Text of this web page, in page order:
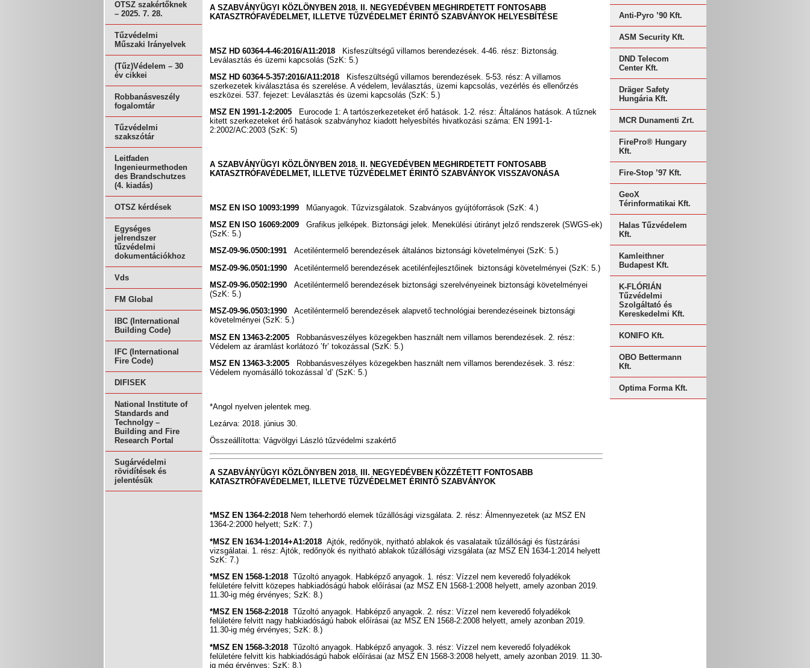
OTSZ szakértőknek
– 2025. 7. 28.
Tűzvédelmi
Műszaki Irányelvek
(Tűz)Védelem – 30
év cikkei
Robbanásveszély
fogalomtár
Tűzvédelmi
szakszótár
Leitfaden
Ingenieurmethoden
des Brandschutzes
(4. kiadás)
OTSZ kérdések
Egységes
jelrendszer
tűzvédelmi
dokumentációkhoz
Vds
FM Global
IBC (International
Building Code)
IFC (International
Fire Code)
DIFISEK
National Institute of
Standards and
Technolgy –
Building and Fire
Research Portal
Sugárvédelmi
rövidítések és
jelentésük
A SZABVÁNYÜGYI KÖZLÖNYBEN 2018. II. NEGYEDÉVBEN MEGHIRDETETT FONTOSABB
KATASZTRÓFAVÉDELMET, ILLETVE TŰZVÉDELMET ÉRINTŐ SZABVÁNYOK HELYESBÍTÉSE
MSZ HD 60364-4-46:2016/A11:2018 Kisfeszültségű villamos berendezések. 4-46. rész: Biztonság.
Leválasztás és üzemi kapcsolás (SzK: 5.)
MSZ HD 60364-5-357:2016/A11:2018 Kisfeszültségű villamos berendezések. 5-53. rész: A villamos
szerkezetek kiválasztása és szerelése. A védelem, leválasztás, üzemi kapcsolás, vezérlés és ellenőrzés
eszközei. 537. fejezet: Leválasztás és üzemi kapcsolás (SzK: 5.)
MSZ EN 1991-1-2:2005 Eurocode 1: A tartószerkezeteket érő hatások. 1-2. rész: Általános hatások. A tűznek
kitett szerkezeteket érő hatások szabványhoz kiadott helyesbítés hivatkozási száma: EN 1991-1-
2:2002/AC:2003 (SzK: 5)
A SZABVÁNYÜGYI KÖZLÖNYBEN 2018. II. NEGYEDÉVBEN MEGHIRDETETT FONTOSABB
KATASZTRÓFAVÉDELMET, ILLETVE TŰZVÉDELMET ÉRINTŐ SZABVÁNYOK VISSZAVONÁSA
MSZ EN ISO 10093:1999
Műanyagok. Tűzvizsgálatok. Szabványos gyújtóforrások (SzK: 4.)
MSZ EN ISO 16069:2009
Grafikus jelképek. Biztonsági jelek. Menekülési útirányt jelző rendszerek (SWGS-ek)
(SzK: 5.)
MSZ-09-96.0500:1991
Acetiléntermelő berendezések általános biztonsági követelményei (SzK: 5.)
MSZ-09-96.0501:1990 Acetiléntermelő berendezések acetilénfejlesztőinek biztonsági követelményei (SzK: 5.)
MSZ-09-96.0502:1990 Acetiléntermelő berendezések biztonsági szerelvényeinek biztonsági követelményei
(SzK: 5.)
MSZ-09-96.0503:1990 Acetiléntermelő berendezések alapvető technológiai berendezéseinek biztonsági
követelményei (SzK: 5.)
MSZ EN 13463-2:2005 Robbanásveszélyes közegekben használt nem villamos berendezések. 2. rész:
Védelem az áramlást korlátozó ’fr’ tokozással (SzK: 5.)
MSZ EN 13463-3:2005 Robbanásveszélyes közegekben használt nem villamos berendezések. 3. rész:
Védelem nyomásálló tokozással ’d’ (SzK: 5.)
*Angol nyelven jelentek meg.
Lezárva: 2018. június 30.
Összeállította: Vágvölgyi László tűzvédelmi szakértő
A SZABVÁNYÜGYI KÖZLÖNYBEN 2018. III. NEGYEDÉVBEN KÖZZÉTETT FONTOSABB
KATASZTRÓFAVÉDELMET, ILLETVE TŰZVÉDELMET ÉRINTŐ SZABVÁNYOK
*MSZ EN 1364-2:2018 Nem teherhordó elemek tűzállósági vizsgálata. 2. rész: Álmennyezetek (az MSZ EN
1364-2:2000 helyett; SzK: 7.)
*MSZ EN 1634-1:2014+A1:2018 Ajtók, redőnyök, nyitható ablakok és vasalataik tűzállósági és füstzárási
vizsgálatai. 1. rész: Ajtók, redőnyök és nyitható ablakok tűzállósági vizsgálata (az MSZ EN 1634-1:2014 helyett
SzK: 7.)
*MSZ EN 1568-1:2018 Tűzoltó anyagok. Habképző anyagok. 1. rész: Vízzel nem keveredő folyadékok
felületére felvitt közepes habkiadóságú habok előírásai (az MSZ EN 1568-1:2008 helyett, amely azonban 2019.
11.30-ig még érvényes; SzK: 8.)
*MSZ EN 1568-2:2018 Tűzoltó anyagok. Habképző anyagok. 2. rész: Vízzel nem keveredő folyadékok
felületére felvitt nagy habkiadóságú habok előírásai (az MSZ EN 1568-2:2008 helyett, amely azonban 2019.
11.30-ig még érvényes; SzK: 8.)
*MSZ EN 1568-3:2018 Tűzoltó anyagok. Habképző anyagok. 3. rész: Vízzel nem keveredő folyadékok
felületére felvitt kis habkiadóságú habok előírásai (az MSZ EN 1568-3:2008 helyett, amely azonban 2019. 11.30-
ig még érvényes; SzK: 8.)
Anti-Pyro ’90 Kft.
ASM Security Kft.
DND Telecom
Center Kft.
Dräger Safety
Hungária Kft.
MCR Dunamenti Zrt.
FirePro® Hungary
Kft.
Fire-Stop ’97 Kft.
GeoX
Térinformatikai Kft.
Halas Tűzvédelem
Kft.
Kamleithner
Budapest Kft.
K-FLÓRIÁN
Tűzvédelmi
Szolgáltató és
Kereskedelmi Kft.
KONIFO Kft.
OBO Bettermann
Kft.
Optima Forma Kft.